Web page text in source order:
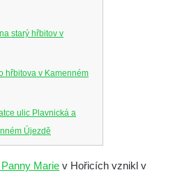
starý hřbitov v
hřbitova v Kamenném
ulic Plavnická a
Újezdě
Marie v Hořicích vznikl v